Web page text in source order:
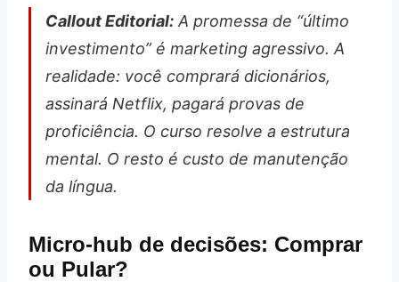
Callout Editorial: A promessa de “último
investimento” é marketing agressivo. A
realidade: você comprará dicionários,
assinará Netflix, pagará provas de
proficiência. O curso resolve a estrutura
mental. O resto é custo de manutenção
da língua.
Micro-hub de decisões: Comprar
ou Pular?